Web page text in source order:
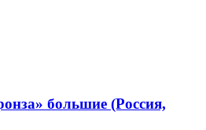
большие (Россия,